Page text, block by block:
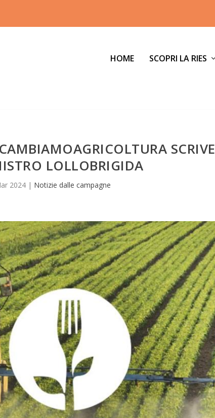
HOME SCOPRI LA RIES
SCRIVE
LOLLOBRIGIDA
2024| Notizie dalle campagne